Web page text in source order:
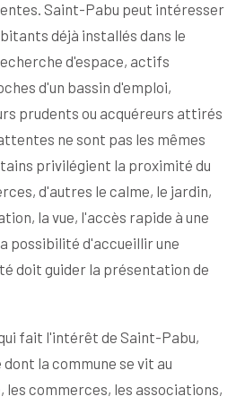
Saint-Pabu peut intéresser
déjà installés dans le
d'espace, actifs
d'un bassin d'emploi,
prudents ou acquéreurs attirés
ne sont pas les mêmes
privilégient la proximité du
d'autres le calme, le jardin,
la vue, l'accès rapide à une
possibilité d'accueillir une
doit guider la présentation de
fait l'intérêt de Saint-Pabu,
la commune se vit au
les commerces, les associations,